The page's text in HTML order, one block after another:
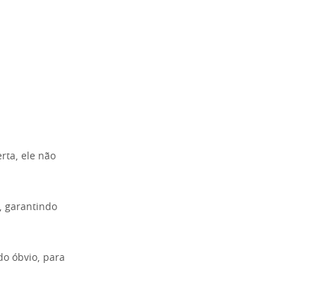
ele não
garantindo
óbvio, para